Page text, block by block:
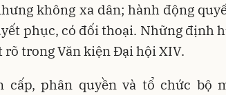
không xa dân; hành động
phục, có đối thoại. Những định
rõ trong Văn kiện Đại hội XIV.
cấp, phân quyền và tổ chức bộ